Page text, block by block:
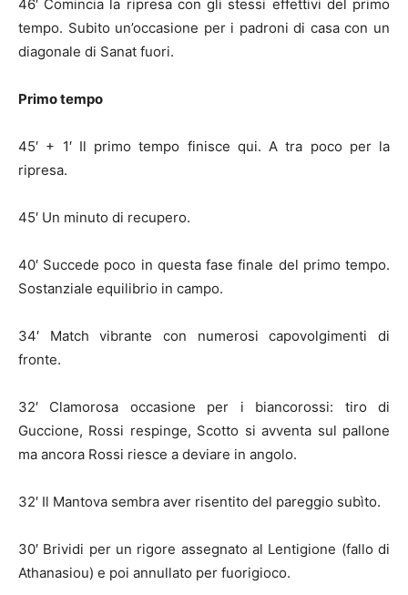
46′ Comincia la ripresa con gli stessi effettivi del primo
tempo. Subito un’occasione per i padroni di casa con un
diagonale di Sanat fuori.
Primo tempo
45′ + 1′ Il primo tempo finisce qui. A tra poco per la
ripresa.
45′ Un minuto di recupero.
40′ Succede poco in questa fase finale del primo tempo.
Sostanziale equilibrio in campo.
34′ Match vibrante con numerosi capovolgimenti di
fronte.
32′ Clamorosa occasione per i biancorossi: tiro di
Guccione, Rossi respinge, Scotto si avventa sul pallone
ma ancora Rossi riesce a deviare in angolo.
32′ Il Mantova sembra aver risentito del pareggio subìto.
30′ Brividi per un rigore assegnato al Lentigione (fallo di
Athanasiou) e poi annullato per fuorigioco.